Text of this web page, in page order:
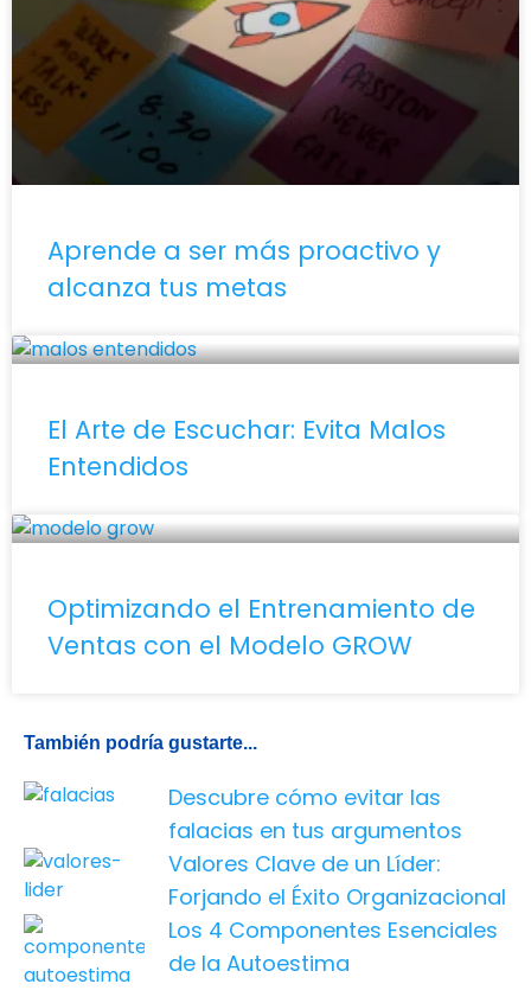
Aprende a ser más proactivo y
alcanza tus metas
El Arte de Escuchar: Evita Malos
Entendidos
Optimizando el Entrenamiento de
Ventas con el Modelo GROW
También podría gustarte...
Descubre cómo evitar las
falacias en tus argumentos
Valores Clave de un Líder:
Forjando el Éxito Organizacional
Los 4 Componentes Esenciales
de la Autoestima